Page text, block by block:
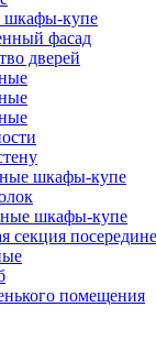
шкафы-купе
фасад
дверей
шкафы-купе
шкафы-купе
секция посередине
помещения